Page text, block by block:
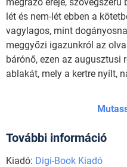
lét és nem-lét ebben a
vagylagos, mint
meggyőzi igazunkról az
bárónő, ezen az augusztusi
ablakát, mely a kertre nyílt,
További információ
Kiadó: Digi-Book Kiadó